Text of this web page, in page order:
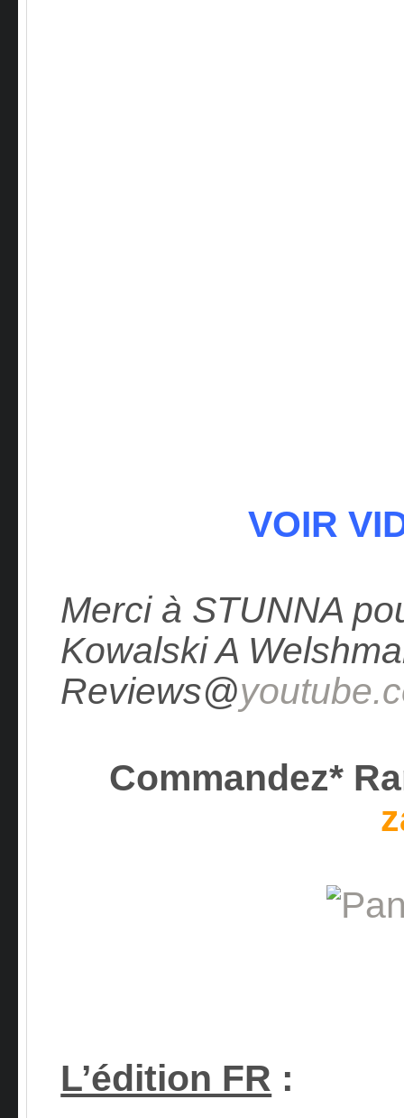
VOIR
Merci à STUNNA
Kowalski A
Reviews@
Commandez*
L’édition FR :